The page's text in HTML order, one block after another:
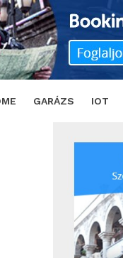
GARÁZS IOT